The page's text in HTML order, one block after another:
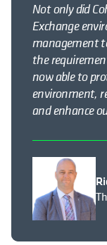
Not only did
Exchange
management
the
now able to
environment,
and enhance